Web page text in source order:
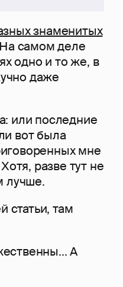
знаменитых
На самом деле
одно и то же, в
даже
или последние
вот была
мне
разве тут не
лучше.
статьи, там
А